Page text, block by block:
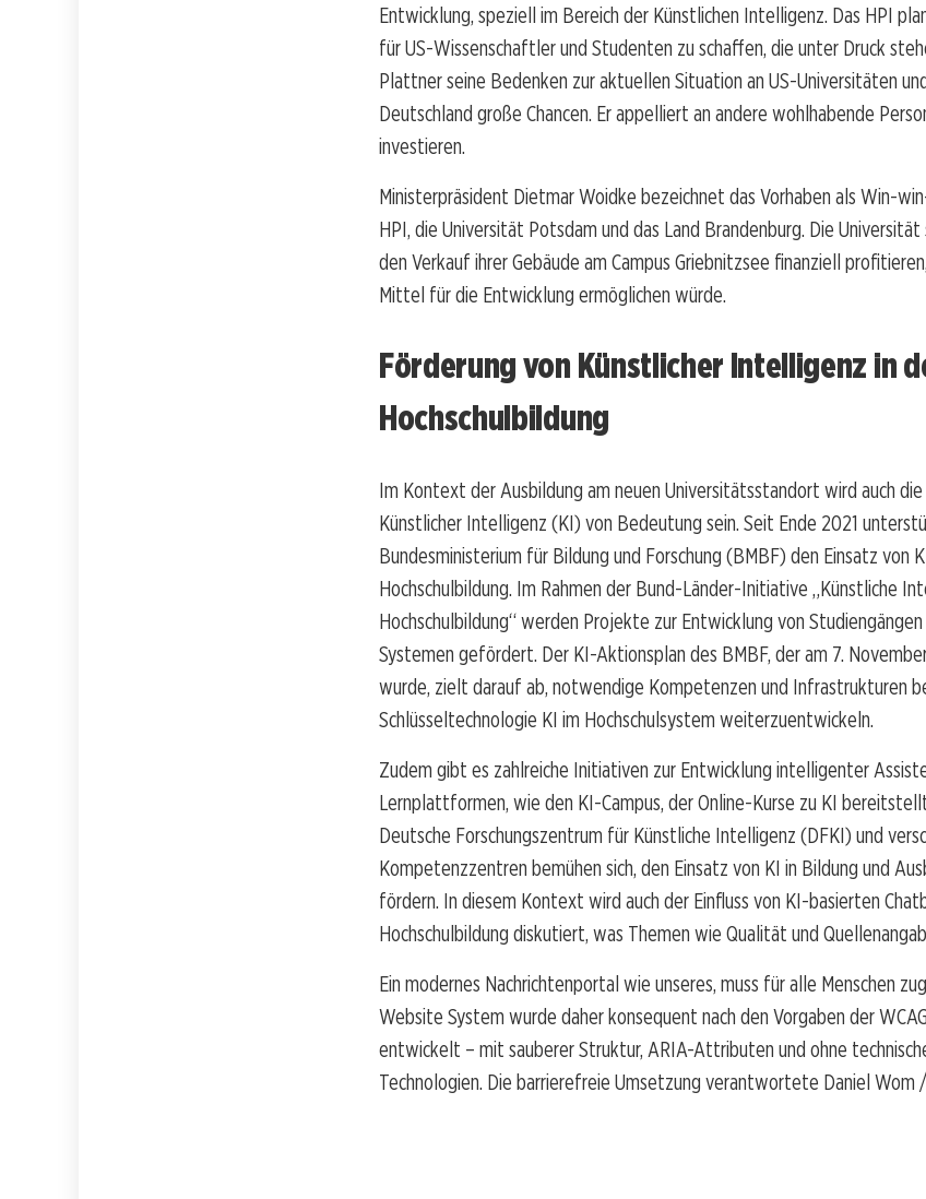
Entwicklung, speziell im Bereich der Künstlichen Intelligenz. Das HPI
für US-Wissenschaftler und Studenten zu schaffen, die unter Druck
Plattner seine Bedenken zur aktuellen Situation an US-Universitäten
Deutschland große Chancen. Er appelliert an andere wohlhabende
investieren.
Ministerpräsident Dietmar Woidke bezeichnet das Vorhaben als Win-
HPI, die Universität Potsdam und das Land Brandenburg. Die
den Verkauf ihrer Gebäude am Campus Griebnitzsee finanziell
Mittel für die Entwicklung ermöglichen würde.
Förderung von Künstlicher Intelligenz in
Hochschulbildung
Im Kontext der Ausbildung am neuen Universitätsstandort wird auch
Künstlicher Intelligenz (KI) von Bedeutung sein. Seit Ende 2021
Bundesministerium für Bildung und Forschung (BMBF) den Einsatz von
Hochschulbildung. Im Rahmen der Bund-Länder-Initiative „Künstliche
Hochschulbildung“ werden Projekte zur Entwicklung von
Systemen gefördert. Der KI-Aktionsplan des BMBF, der am 7.
wurde, zielt darauf ab, notwendige Kompetenzen und Infrastrukturen
Schlüsseltechnologie KI im Hochschulsystem weiterzuentwickeln.
Zudem gibt es zahlreiche Initiativen zur Entwicklung intelligenter
Lernplattformen, wie den KI-Campus, der Online-Kurse zu KI
Deutsche Forschungszentrum für Künstliche Intelligenz (DFKI) und
Kompetenzzentren bemühen sich, den Einsatz von KI in Bildung und
fördern. In diesem Kontext wird auch der Einfluss von KI-basierten
Hochschulbildung diskutiert, was Themen wie Qualität und
Ein modernes Nachrichtenportal wie unseres, muss für alle Menschen
Website System wurde daher konsequent nach den Vorgaben der
entwickelt – mit sauberer Struktur, ARIA-Attributen und ohne
Technologien. Die barrierefreie Umsetzung verantwortete Daniel Wom